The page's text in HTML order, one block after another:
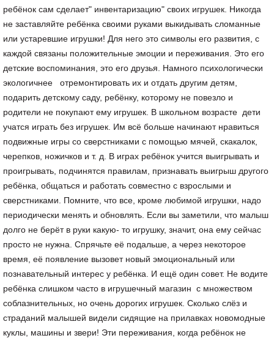
ребёнок сам сделает" инвентаризацию" своих игрушек. Никогда
не заставляйте ребёнка своими руками выкидывать сломанные
или устаревшие игрушки! Для него это символы его развития, с
каждой связаны положительные эмоции и переживания. Это его
детские воспоминания, это его друзья. Намного психологически
экологичнее отремонтировать их и отдать другим детям,
подарить детскому саду, ребёнку, которому не повезло и
родители не покупают ему игрушек. В школьном возрасте дети
учатся играть без игрушек. Им всё больше начинают нравиться
подвижные игры со сверстниками с помощью мячей, скакалок,
черепков, ножичков и т. д. В играх ребёнок учится выигрывать и
проигрывать, подчинятся правилам, признавать выигрыш другого
ребёнка, общаться и работать совместно с взрослыми и
сверстниками. Помните, что все, кроме любимой игрушки, надо
периодически менять и обновлять. Если вы заметили, что малыш
долго не берёт в руки какую- то игрушку, значит, она ему сейчас
просто не нужна. Спрячьте её подальше, а через некоторое
время, её появление вызовет новый эмоциональный или
познавательный интерес у ребёнка. И ещё один совет. Не водите
ребёнка слишком часто в игрушечный магазин с множеством
соблазнительных, но очень дорогих игрушек. Сколько слёз и
страданий малышей видели сидящие на прилавках новомодные
куклы, машины и звери! Эти переживания, когда ребёнок не